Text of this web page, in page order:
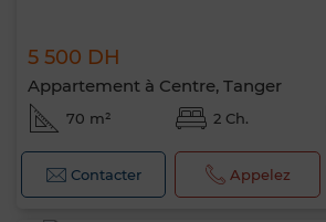
5 500 DH
Appartement à Centre, Tanger
70 m² 2 Ch.
Contacter Appelez